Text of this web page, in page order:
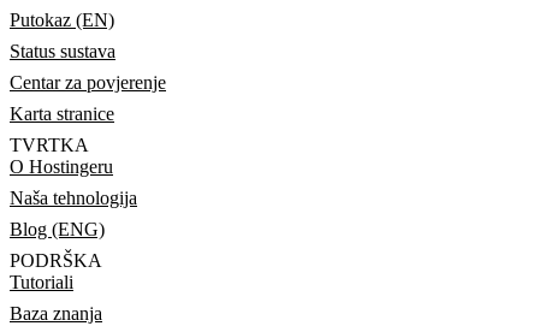
Putokaz (EN)
Status sustava
Centar za povjerenje
Karta stranice
TVRTKA
O Hostingeru
Naša tehnologija
Blog (ENG)
PODRŠKA
Tutoriali
Baza znanja